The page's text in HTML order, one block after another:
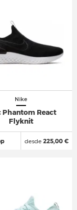
Nike
Phantom React
Flyknit
desde225,00 €